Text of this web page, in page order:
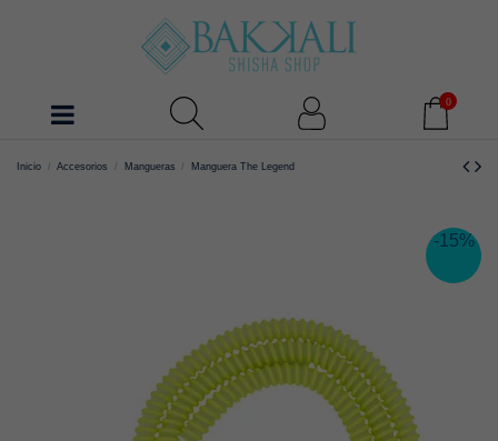
0
Inicio Accesorios Mangueras Manguera The Legend
-15%